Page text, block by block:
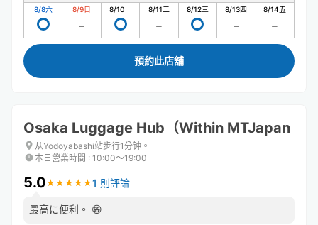
8/8六 8/9日 8/10一 8/11二 8/12三 8/13四 8/14五
預約此店舖
Osaka Luggage Hub（Within MTJapan
从Yodoyabashi站步行1分钟。
本日營業時間 : 10:00〜19:00
5.0★ ★ ★ ★ ★
★ ★ ★ ★ ★1 則評論
最高に便利。 😁